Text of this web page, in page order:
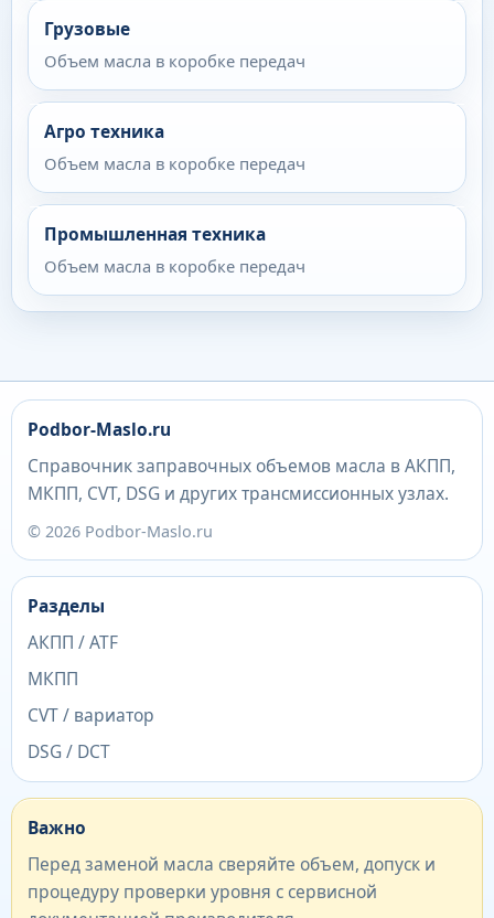
Грузовые
Объем масла в коробке передач
Агро техника
Объем масла в коробке передач
Промышленная техника
Объем масла в коробке передач
Podbor-Maslo.ru
Справочник заправочных объемов масла в АКПП,
МКПП, CVT, DSG и других трансмиссионных узлах.
© 2026 Podbor-Maslo.ru
Разделы
АКПП / ATF
МКПП
CVT / вариатор
DSG / DCT
Важно
Перед заменой масла сверяйте объем, допуск и
процедуру проверки уровня с сервисной